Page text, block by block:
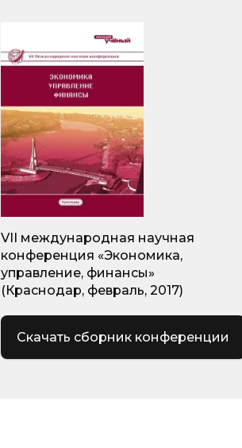
VII международная научная
конференция «Экономика,
управление, финансы»
(Краснодар, февраль, 2017)
Скачать сборник конференции